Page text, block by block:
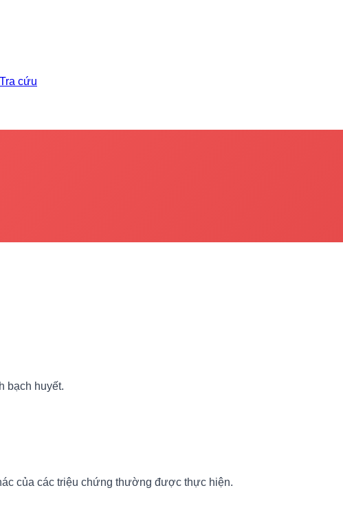
Tra cứu
bạch huyết.
của các triệu chứng thường được thực hiện.